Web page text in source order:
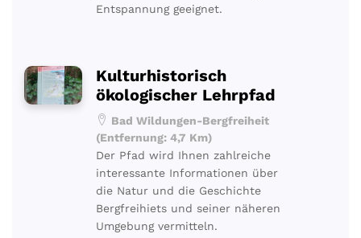
Entspannung geeignet.
Kulturhistorisch
ökologischer Lehrpfad
Bad Wildungen-Bergfreiheit
(Entfernung: 4,7 Km)
Der Pfad wird Ihnen zahlreiche
interessante Informationen über
die Natur und die Geschichte
Bergfreihiets und seiner näheren
Umgebung vermitteln.